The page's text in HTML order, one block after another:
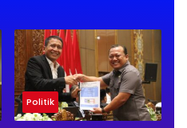
Politik